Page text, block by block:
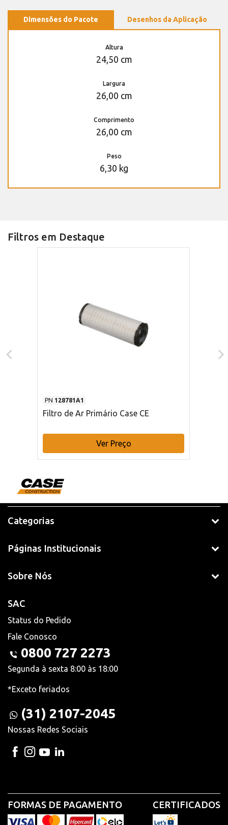
Dimensões do Pacote Desenhos da Aplicação
Altura
24,50 cm
Largura
26,00 cm
Comprimento
26,00 cm
Peso
6,30 kg
Filtros em Destaque
PN 128781A1
Filtro de Ar Primário Case CE
Ver Preço
Categorias
Páginas Institucionais
Sobre Nós
SAC
Status do Pedido
Fale Conosco
0800 727 2273
Segunda à sexta 8:00 às 18:00
*Exceto feriados
(31) 2107-2045
Nossas Redes Sociais
FORMAS DE PAGAMENTO CERTIFICADOS